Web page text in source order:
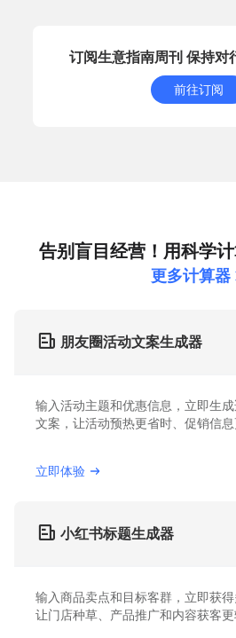
订阅生意指南周刊 保持对
前往订阅
告别盲目经营！用科学
更多计算器
朋友圈活动文案生成器
输入活动主题和优惠信息，立即生
文案，让活动预热更省时、促销信息
立即体验
小红书标题生成器
输入商品卖点和目标客群，立即获
让门店种草、产品推广和内容获客更